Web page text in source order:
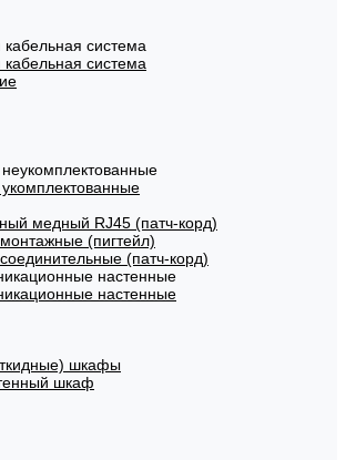
система
система
медный RJ45 (патч-корд)
(пигтейл)
(патч-корд)
настенные
настенные
шкафы
шкаф